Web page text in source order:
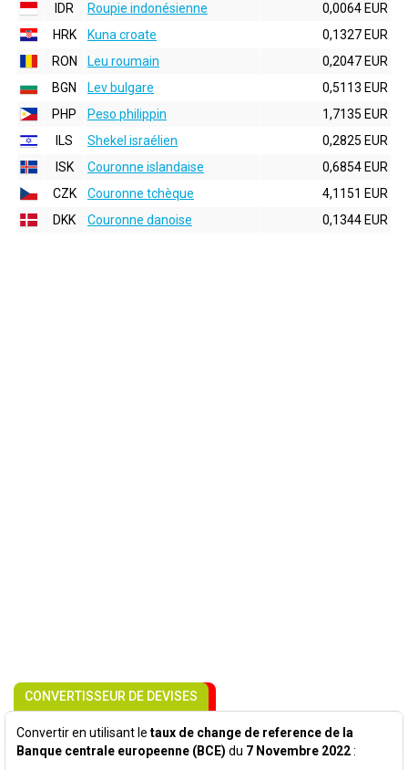
IDR
Roupie indonésienne
0,0064 EUR
HRK
Kuna croate
0,1327 EUR
RON
Leu roumain
0,2047 EUR
BGN
Lev bulgare
0,5113 EUR
PHP
Peso philippin
1,7135 EUR
ILS
Shekel israélien
0,2825 EUR
ISK
Couronne islandaise
0,6854 EUR
CZK
Couronne tchèque
4,1151 EUR
DKK
Couronne danoise 0,1344 EUR
CONVERTISSEUR DE DEVISES
Convertir en utilisant le taux de change de reference de la
Banque centrale europeenne (BCE) du 7 Novembre 2022: